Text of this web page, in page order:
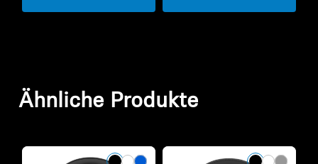
Ähnliche Produkte